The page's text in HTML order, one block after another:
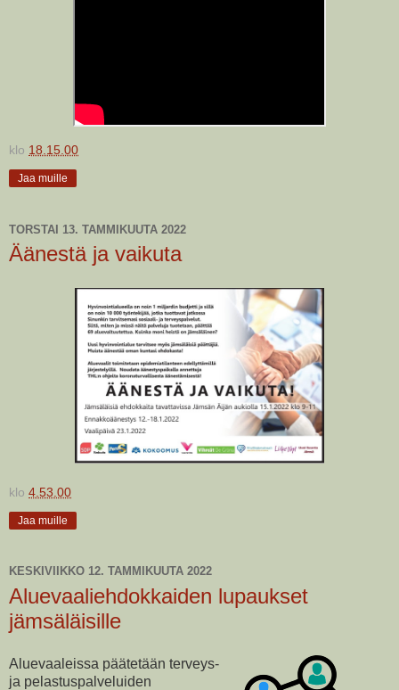
klo 18.15.00
Jaa muille
TORSTAI 13. TAMMIKUUTA 2022
Äänestä ja vaikuta
klo 4.53.00
Jaa muille
KESKIVIIKKO 12. TAMMIKUUTA 2022
Aluevaaliehdokkaiden lupaukset
jämsäläisille
Aluevaaleissa päätetään terveys-
ja pelastuspalveluiden